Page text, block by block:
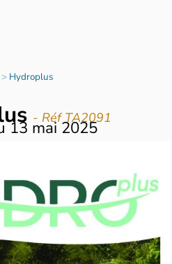
> Hydroplus
- Réf TA2091
13 mai 2025